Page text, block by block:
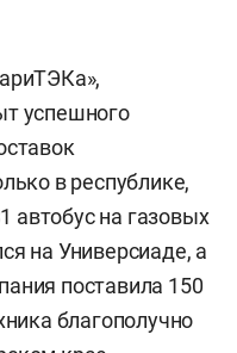
успешного
в республике,
автобус на газовых
на Универсиаде, а
поставила 150
благополучно